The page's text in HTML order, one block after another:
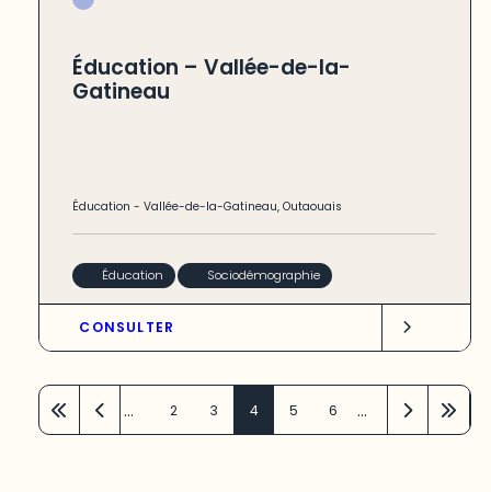
Éducation – Vallée-de-la-
Gatineau
Éducation -Vallée-de-la-Gatineau,Outaouais
Éducation Sociodémographie
CONSULTER
… 2 3 4 5 6 …